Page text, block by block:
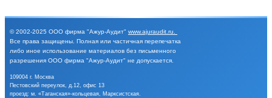
© 2002-2025 ООО фирма "Ажур-Аудит" www.ajuraudit.ru
Все права защищены. Полная или частичная перепечатка
либо иное использование материалов без письменного
разрешения ООО фирма "Ажур-Аудит" не допускается.
109004 г. Москва
Пестовский переулок, д.12, офис 13
проезд: м. «Таганская»-кольцевая, Марксистская.